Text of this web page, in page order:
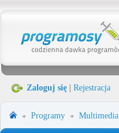
Zaloguj się Rejestracja
Programy Multimedia